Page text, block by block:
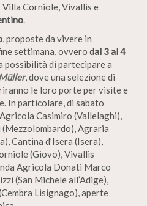
Corniole, Vivallis e
.
, proposte da vivere in
settimana, ovvero dal 3 al 4
possibilità di partecipare a
, dove una selezione di
le loro porte per visite e
In particolare, di sabato
Casimiro (Vallelaghi),
Agraria
Cantina d’Isera (Isera),
(Giovo), Vivallis
Agricola Donati Marco
(San Michele all’Adige),
Lisignago), aperte